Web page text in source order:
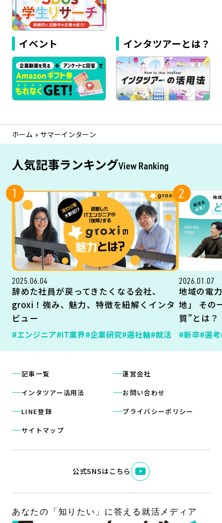
イベント インタツアーとは？
ホーム » サマーインターン
人気記事ランキングView Ranking
1
2025.06.04
辞めた社員が戻ってきたくなる会社、
groxi！強み、魅力、特徴を紐解くインタ
ビュー
#エンジニア#IT業界#企業研究#選社軸#就活
2
2026.01.07
地域の電
地」 その
質”とは？
#新卒#選考
記事一覧
インタツアー活用法
LINE登録
サイトマップ
運営会社
お問い合わせ
プライバシーポリシー
公式SNSはこちら